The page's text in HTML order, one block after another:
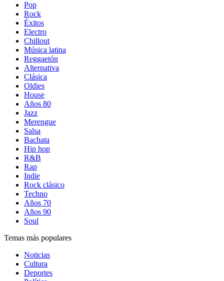
Pop
Rock
Éxitos
Electro
Chillout
Música latina
Reggaetón
Alternativa
Clásica
Oldies
House
Años 80
Jazz
Merengue
Salsa
Bachata
Hip hop
R&B
Rap
Indie
Rock clásico
Techno
Años 70
Años 90
Soul
Temas más populares
Noticias
Cultura
Deportes